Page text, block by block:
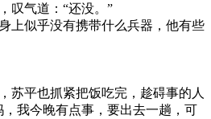
叹气道：“还没。”
上似乎没有携带什么兵器，他有些
苏平也抓紧把饭吃完，趁碍事的人
我今晚有点事，要出去一趟，可